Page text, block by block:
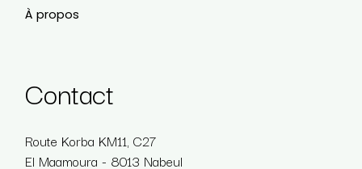
À propos
Contact
Route Korba KM11, C27
El Maamoura - 8013 Nabeul